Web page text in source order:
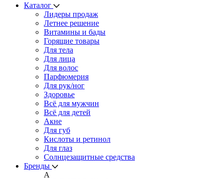
Каталог
Лидеры продаж
Летнее решение
Витамины и бады
Горящие товары
Для тела
Для лица
Для волос
Парфюмерия
Для рук/ног
Здоровье
Всё для мужчин
Всё для детей
Акне
Для губ
Кислоты и ретинол
Для глаз
Cолнцезащитные средства
Бренды
A